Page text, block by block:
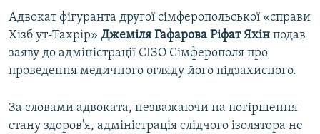
Усі сайти RFE/RL
Адвокат фігуранта другої сімферопольської «справи
Хізб ут-Тахрір» Джеміля Гафарова Ріфат Яхін подав
заяву до адміністрації СІЗО Сімферополя про
проведення медичного огляду його підзахисного.
За словами адвоката, незважаючи на погіршення
стану здоров'я, адміністрація слідчого ізолятора не